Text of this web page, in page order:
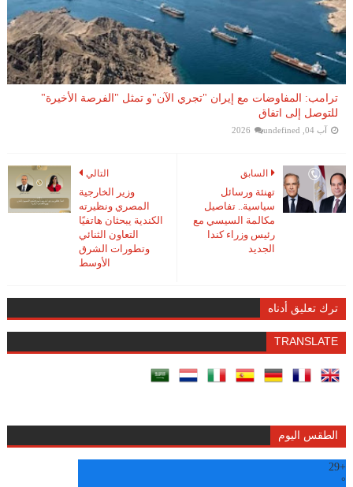
ترامب: المفاوضات مع إيران "تجري الآن"و تمثل "الفرصة الأخيرة"
للتوصل إلى اتفاق
آب 04, 2026 undefined
التالي
وزير الخارجية
المصري ونظيرته
الكندية يبحثان هاتفيًا
التعاون الثنائي
وتطورات الشرق
الأوسط
السابق
تهنئة ورسائل
سياسية.. تفاصيل
مكالمة السيسي مع
رئيس وزراء كندا
الجديد
ترك تعليق أدناه
TRANSLATE
الطقس اليوم
+
29
°